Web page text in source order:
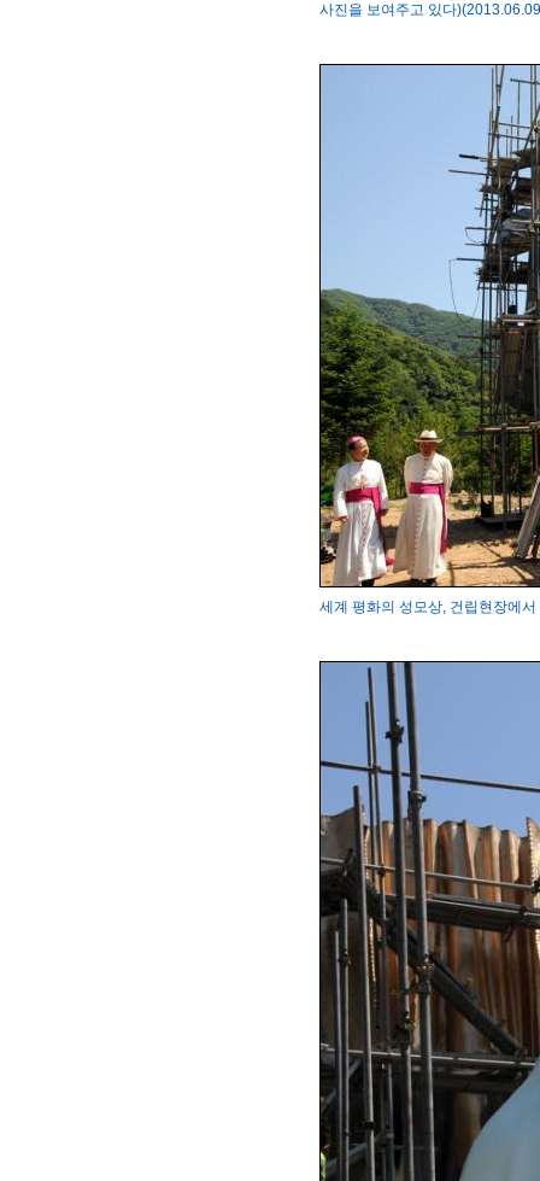
사진을 보여주고 있다
세계 평화의 성모상, 건립현장에